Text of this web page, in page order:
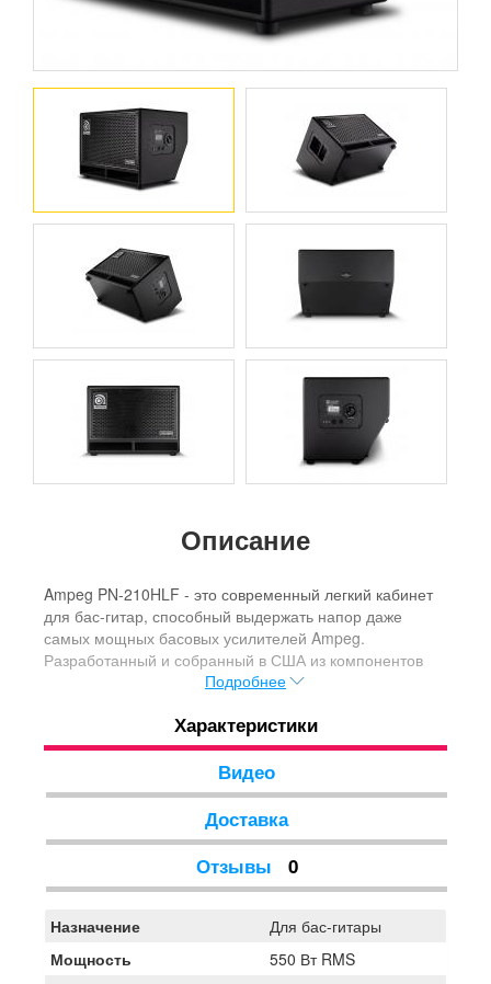
Описание
Ampeg PN-210HLF - это современный легкий кабинет
для бас-гитар, способный выдержать напор даже
самых мощных басовых усилителей Ampeg.
Разработанный и собранный в США из компонентов
высочайшего качества, включая специально
низкочастотные динамики Eminence, PN-210HLF
обеспечивает высококачественные, мощные басы в
модерновом дизайне. Если тебе нужен кабинет,
который стильно выглядит и гарантирует по
настоящему агрессивную подачу, то PN-210HLF -
именно то, что ты ищешь!
Подробнее
Характеристики
Видео
Доставка
Отзывы
0
Назначение
Для бас-гитары
Мощность
550 Вт RMS